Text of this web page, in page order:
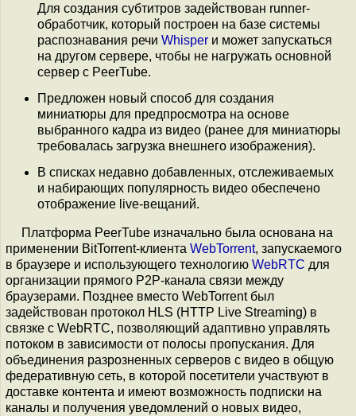
Для создания субтитров задействован runner-
обработчик, который построен на базе системы
распознавания речи Whisper и может запускаться
на другом сервере, чтобы не нагружать основной
сервер с PeerTube.
Предложен новый способ для создания
миниатюры для предпросмотра на основе
выбранного кадра из видео (ранее для миниатюры
требовалась загрузка внешнего изображения).
В списках недавно добавленных, отслеживаемых
и набирающих популярность видео обеспечено
отображение live-вещаний.
Платформа PeerTube изначально была основана на
применении BitTorrent-клиента WebTorrent, запускаемого
в браузере и использующего технологию WebRTC для
организации прямого P2P-канала связи между
браузерами. Позднее вместо WebTorrent был
задействован протокол HLS (HTTP Live Streaming) в
связке с WebRTC, позволяющий адаптивно управлять
потоком в зависимости от полосы пропускания. Для
объединения разрозненных серверов с видео в общую
федеративную сеть, в которой посетители участвуют в
доставке контента и имеют возможность подписки на
каналы и получения уведомлений о новых видео,